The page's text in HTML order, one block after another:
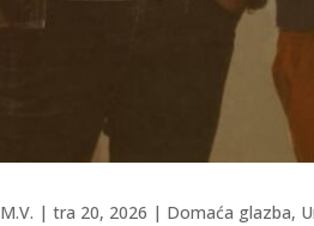
M.V. |tra 20, 2026 | Domaća glazba,